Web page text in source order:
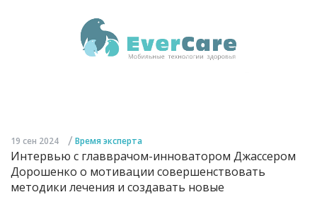
19 сен 2024 / Время эксперта
Интервью с главврачом-инноватором Джассером
Дорошенко о мотивации совершенствовать
методики лечения и создавать новые